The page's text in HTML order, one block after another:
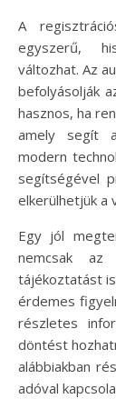
A
egyszerű,
változhat. Az
befolyásolják
hasznos, ha
amely segít
modern
segítségével
elkerülhetjük a
Egy jól
nemcsak
tájékoztatást
érdemes
részletes
döntést
alábbiakban
adóval